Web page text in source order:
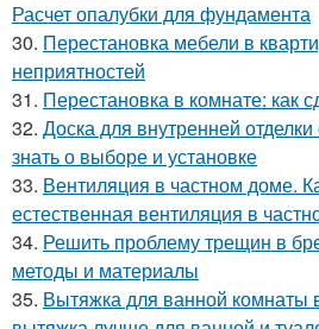
Расчет опалубки для фундамента
30. Перестановка мебели в
неприятностей
31. Перестановка в комнате: как
32. Доска для внутренней
знать о выборе и установке
33. Вентиляция в частном доме.
естественная вентиляция в
34. Решить проблему трещин в
методы и материалы
35. Вытяжка для ванной комнаты